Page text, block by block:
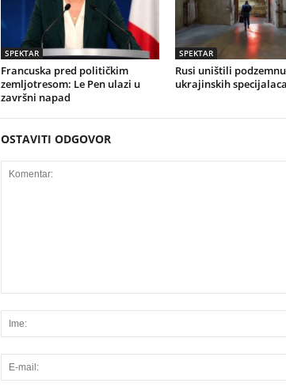
SPEKTAR
Francuska pred političkim
zemljotresom: Le Pen ulazi u
završni napad
SPEKTAR
Rusi uništili
ukrajinskih specijalaca
OSTAVITI ODGOVOR